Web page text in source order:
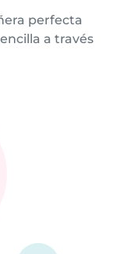
perfecta
a través